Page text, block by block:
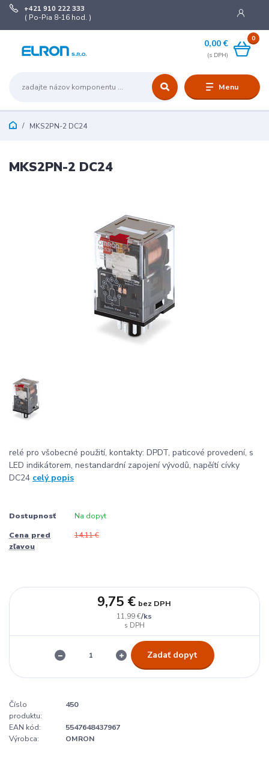
Menu
+421 910 222 333
( Po-Pia 8-16 hod. )
0
0,00 €
MKS2PN-2 DC24
MKS2PN-2 DC24
relé pro všobecné použití, kontakty: DPDT, paticové provedení, s
LED indikátorem, nestandardní zapojení vývodů, napěítí cívky
DC24 celý popis
Dostupnosť Na dopyt
Cena pred
zľavou
14,11 €
11,99 €/ks
9,75 € bez DPH
Zadať dopyt
Číslo
produktu:
450
EAN kód:
5547648437967
Výrobca:
OMRON